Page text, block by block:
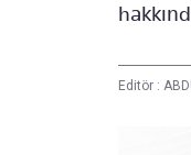
Editör :